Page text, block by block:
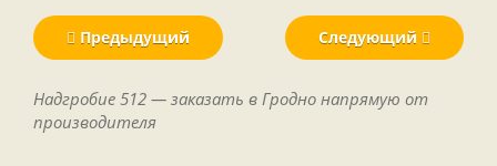
Предыдущий Следующий
Надгробие 512 — заказать в Гродно напрямую от
производителя